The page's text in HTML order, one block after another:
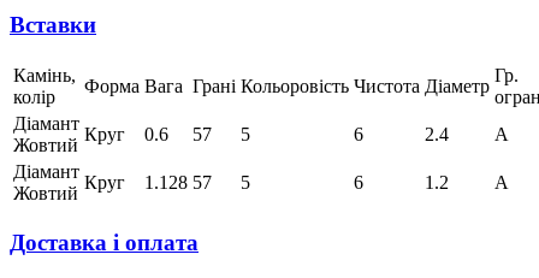
Вставки
Камінь,
колір
Форма Вага Грані Кольоровість Чистота Діаметр
Гр.
Діамант
Жовтий
Круг 0.6 57 5 6 2.4
А
Діамант
Жовтий
Круг 1.128 57 5 6 1.2 А
Доставка і оплата